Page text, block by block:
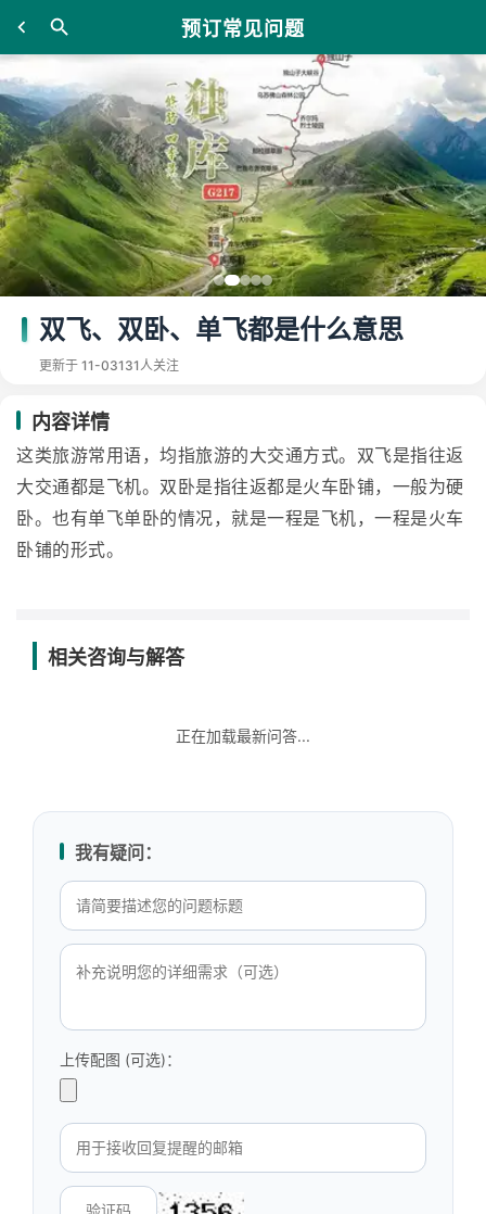
预订常见问题
双飞、双卧、单飞都是什么意思
更新于 11-03131人关注
内容详情
这类旅游常用语，均指旅游的大交通方式。双飞是指往返
大交通都是飞机。双卧是指往返都是火车卧铺，一般为硬
卧。也有单飞单卧的情况，就是一程是飞机，一程是火车
卧铺的形式。
相关咨询与解答
正在加载最新问答...
我有疑问：
上传配图 (可选)：